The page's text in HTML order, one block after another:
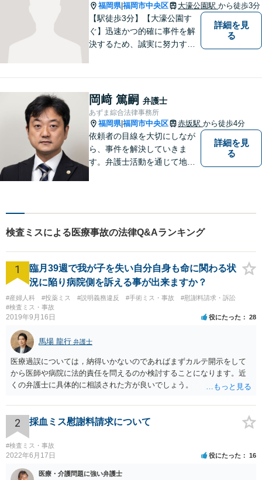
福岡県|福岡市中央区 大濠公園駅 から徒歩3分
【駅徒歩3分】【大濠公園す
ぐ】迅速かつ的確に事件を解
決するため、誠実に努力する
詳細を見
る
岡﨑 篤嗣 弁護士
あずま綜合法律事務所
福岡県|福岡市中央区 赤坂駅 から徒歩4分
依頼者の目線を大切にしなが
ら、事件を解決していきま
す。弁護士活動を通じて地域
詳細を見
る
検査ミスによる医療事故の法律Q&Aランキング
1
臨月39週で我が子を失い自分自身も命に関わる状
況に陥り病院側を訴える事が出来ますか？
#産婦人科 #投薬ミス #説明義務違反 #手術ミス・事故
#慰謝料請求・訴訟
#検査ミス・事故
2019年9月16日 役にたった 28
馬場 龍行 弁護士
医療過誤については，納得いかないのであればまずカルテ開示をして
から医師や病院に法的責任を問えるのか検討することになります。近
くの弁護士に具体的に相談された方が良いでしょう。
2 採血ミス慰謝料請求について
#検査ミス・事故
2022年6月17日 役にたった 16
医療・介護問題に強い弁護士